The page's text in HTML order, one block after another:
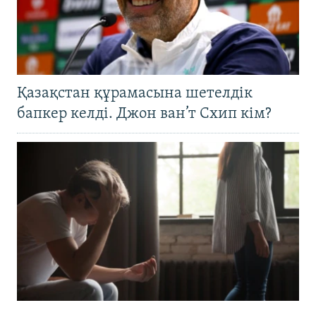
Қазақстан құрамасына шетелдік
бапкер келді. Джон ван’т Схип кім?